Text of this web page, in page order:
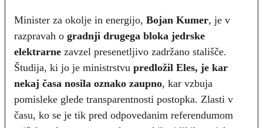
Minister za okolje in energijo, Bojan Kumer, je v
razpravah o gradnji drugega bloka jedrske
elektrarne zavzel presenetljivo zadržano stališče.
Študija, ki jo je ministrstvu predložil Eles, je kar
nekaj časa nosila oznako zaupno, kar vzbuja
pomisleke glede transparentnosti postopka. Zlasti v
času, ko se je tik pred odpovedanim referendumom